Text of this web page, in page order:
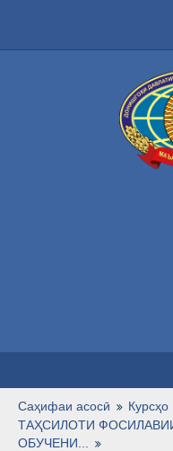
Тоҷикӣ ‎(tj)‎
Саҳифаи асосӣ
Курсҳо
ТАҲСИЛОТИ
ОБУЧЕНИ...